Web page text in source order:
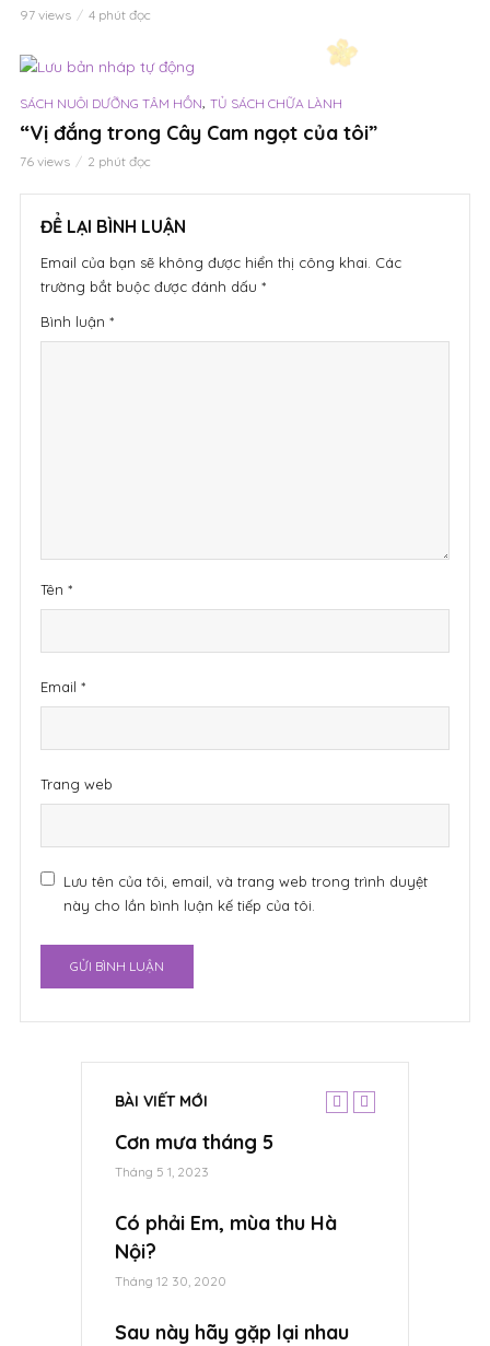
97 views 4 phút đọc
SÁCH NUÔI DƯỠNG TÂM HỒN, TỦ SÁCH CHỮA LÀNH
“Vị đắng trong Cây Cam ngọt của tôi”
76 views 2 phút đọc
ĐỂ LẠI BÌNH LUẬN
Email của bạn sẽ không được hiển thị công khai. Các
trường bắt buộc được đánh dấu *
Bình luận *
Tên *
Email *
Trang web
Lưu tên của tôi, email, và trang web trong trình duyệt
này cho lần bình luận kế tiếp của tôi.
BÀI VIẾT MỚI
Cơn mưa tháng 5
Tháng 5 1, 2023
Có phải Em, mùa thu Hà
Nội?
Tháng 12 30, 2020
Sau này hãy gặp lại nhau